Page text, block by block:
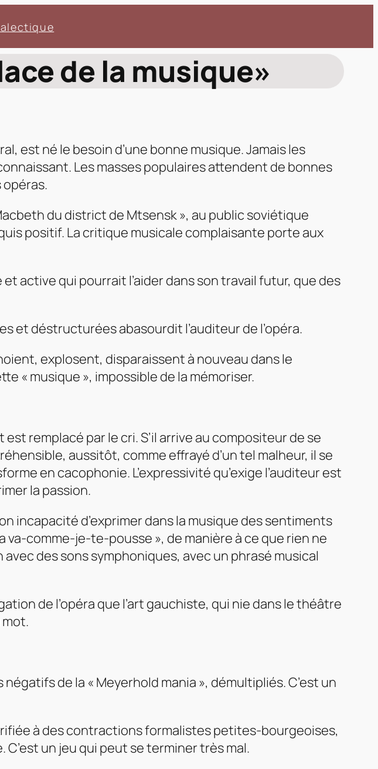
de la musique»
est né le besoin d’une bonne musique. Jamais les
Les masses populaires attendent de bonnes
du district de Mtsensk », au public soviétique
positif. La critique musicale complaisante porte aux
active qui pourrait l’aider dans son travail futur, que des
et déstructurées abasourdit l’auditeur de l’opéra.
explosent, disparaissent à nouveau dans le
« musique », impossible de la mémoriser.
remplacé par le cri. S’il arrive au compositeur de se
aussitôt, comme effrayé d’un tel malheur, il se
en cacophonie. L’expressivité qu’exige l’auditeur est
la passion.
incapacité d’exprimer dans la musique des sentiments
comme-je-te-pousse », de manière à ce que rien ne
avec des sons symphoniques, avec un phrasé musical
de l’opéra que l’art gauchiste, qui nie dans le théâtre
de la « Meyerhold mania », démultipliés. C’est un
à des contractions formalistes petites-bourgeoises,
un jeu qui peut se terminer très mal.